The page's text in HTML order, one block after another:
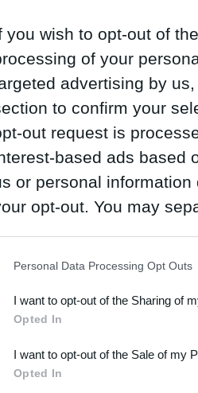
you wish to opt-out of
of your
advertising by
to confirm your
out request is
based ads based
or personal
opt-out. You may
Downstream Participants
third parties.
Personal Data Processing Opt Outs
I want to opt-out of the Sharing of
Opted In
I want to opt-out of the Sale of my
Opted In